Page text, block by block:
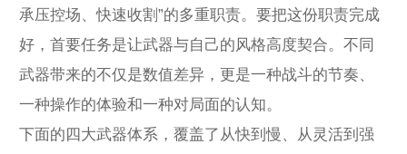
承压控场、快速收割”的多重职责。要把这份职责完成
好，首要任务是让武器与自己的风格高度契合。不同
武器带来的不仅是数值差异，更是一种战斗的节奏、
一种操作的体验和一种对局面的认知。
下面的四大武器体系，覆盖了从快到慢、从灵活到强